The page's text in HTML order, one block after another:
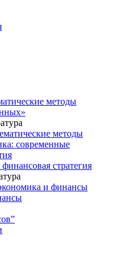
методы
методы
современные
стратегия
и финансы